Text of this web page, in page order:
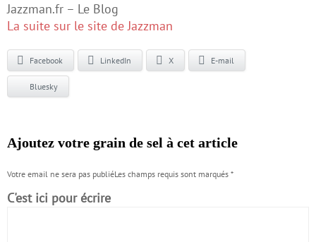
Jazzman.fr – Le Blog
La suite sur le site de Jazzman
Facebook LinkedIn X E-mail
Bluesky
Ajoutez votre grain de sel à cet article
Votre email ne sera pas publiéLes champs requis sont marqués *
C'est ici pour écrire